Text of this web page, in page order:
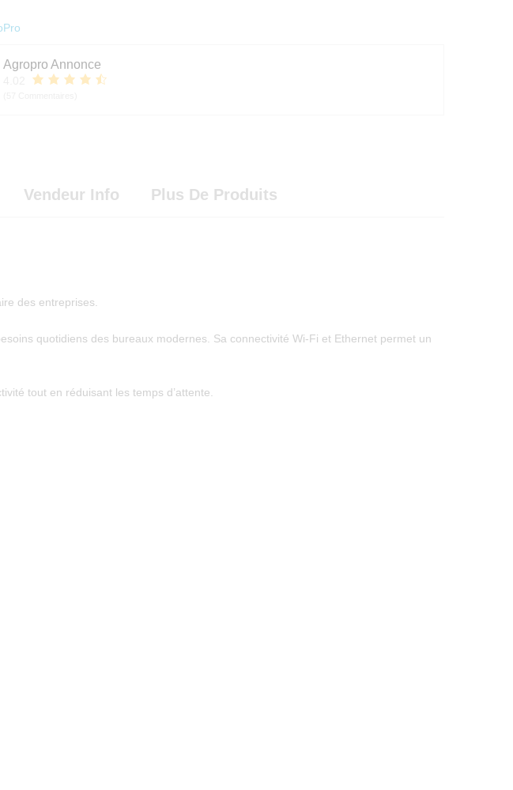
Agropro Annonce
Vendeur Info Plus De Produits
des entreprises.
quotidiens des bureaux modernes. Sa connectivité Wi-Fi et Ethernet permet un
tout en réduisant les temps d’attente.